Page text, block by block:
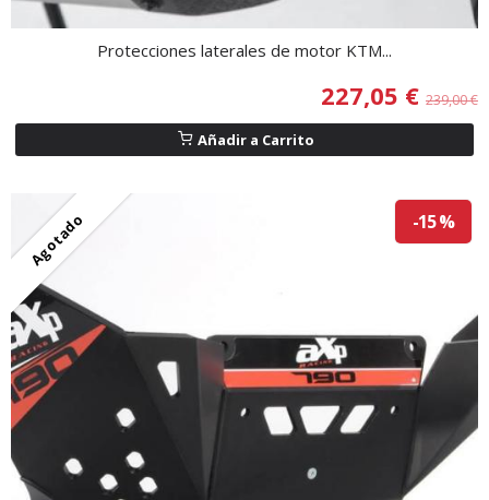
Protecciones laterales de motor KTM...
227,05 € 239,00 €
Añadir a Carrito
Agotado -15 %